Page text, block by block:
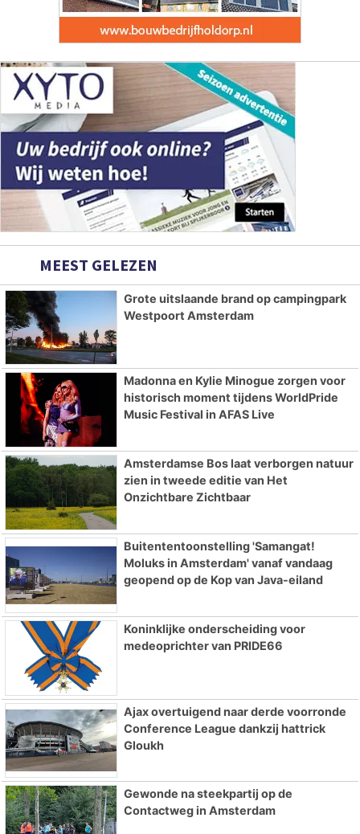
MEEST GELEZEN
Grote uitslaande brand op campingpark
Westpoort Amsterdam
Madonna en Kylie Minogue zorgen voor
historisch moment tijdens WorldPride
Music Festival in AFAS Live
Amsterdamse Bos laat verborgen natuur
zien in tweede editie van Het
Onzichtbare Zichtbaar
Buitententoonstelling 'Samangat!
Moluks in Amsterdam' vanaf vandaag
geopend op de Kop van Java-eiland
Koninklijke onderscheiding voor
medeoprichter van PRIDE66
Ajax overtuigend naar derde voorronde
Conference League dankzij hattrick
Gloukh
Gewonde na steekpartij op de
Contactweg in Amsterdam